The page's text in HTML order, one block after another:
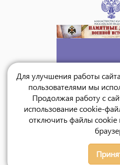
Для улучшения работы
пользователями мы
Продолжая работу с
использование cookie-
отключить файлы cookie